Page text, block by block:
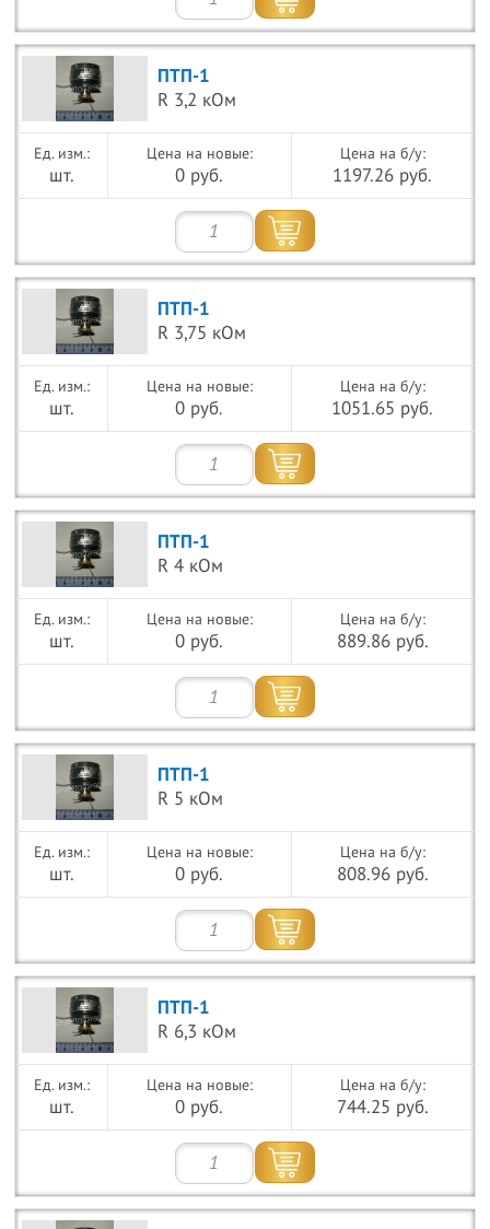
ПТП-1
R 3,2 кОм
шт.
Цена на новые:
0 руб.
Цена на б/у:
1197.26 руб.
ПТП-1
R 3,75 кОм
шт.
Цена на новые:
0 руб.
Цена на б/у:
1051.65 руб.
ПТП-1
R 4 кОм
шт.
Цена на новые:
0 руб.
Цена на б/у:
889.86 руб.
ПТП-1
R 5 кОм
шт.
Цена на новые:
0 руб.
Цена на б/у:
808.96 руб.
ПТП-1
R 6,3 кОм
шт.
Цена на новые:
0 руб.
Цена на б/у:
744.25 руб.